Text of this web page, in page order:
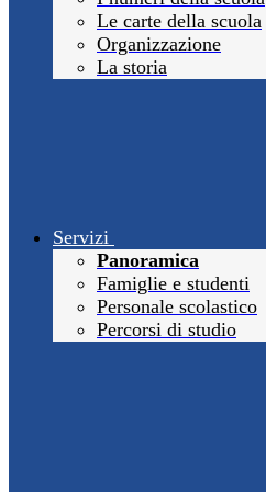
Le carte della scuola
Organizzazione
La storia
Servizi
Panoramica
Famiglie e studenti
Personale scolastico
Percorsi di studio